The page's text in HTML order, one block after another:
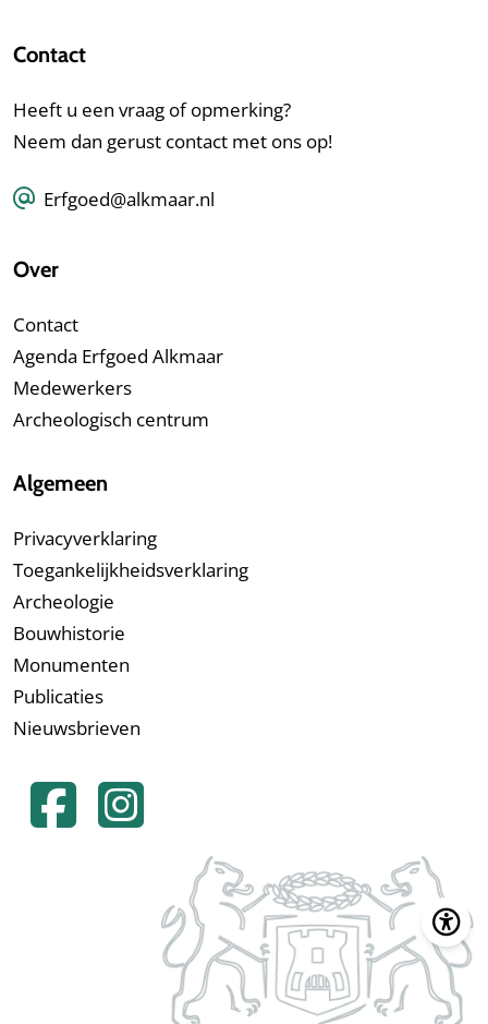
Contact
Heeft u een vraag of opmerking?
Neem dan gerust contact met ons op!
Erfgoed@alkmaar.nl
Over
Contact
Agenda Erfgoed Alkmaar
Medewerkers
Archeologisch centrum
Algemeen
Privacyverklaring
Toegankelijkheidsverklaring
Archeologie
Bouwhistorie
Monumenten
Publicaties
Nieuwsbrieven